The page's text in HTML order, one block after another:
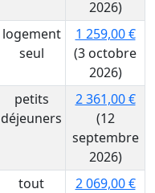
2026)
logement
seul
1 259,00 €
(3 octobre
2026)
petits
déjeuners
2 361,00 €
(12
septembre
2026)
tout
2 069,00 €